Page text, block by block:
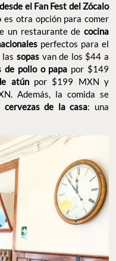
el Fan Fest del Zócalo
otra opción para comer
un restaurante de cocina
perfectos para el
lassopas van de los $44 a
de pollo o papa por $149
atúnpor $199 MXN y
Además, la comida se
cervezas de la casa: una